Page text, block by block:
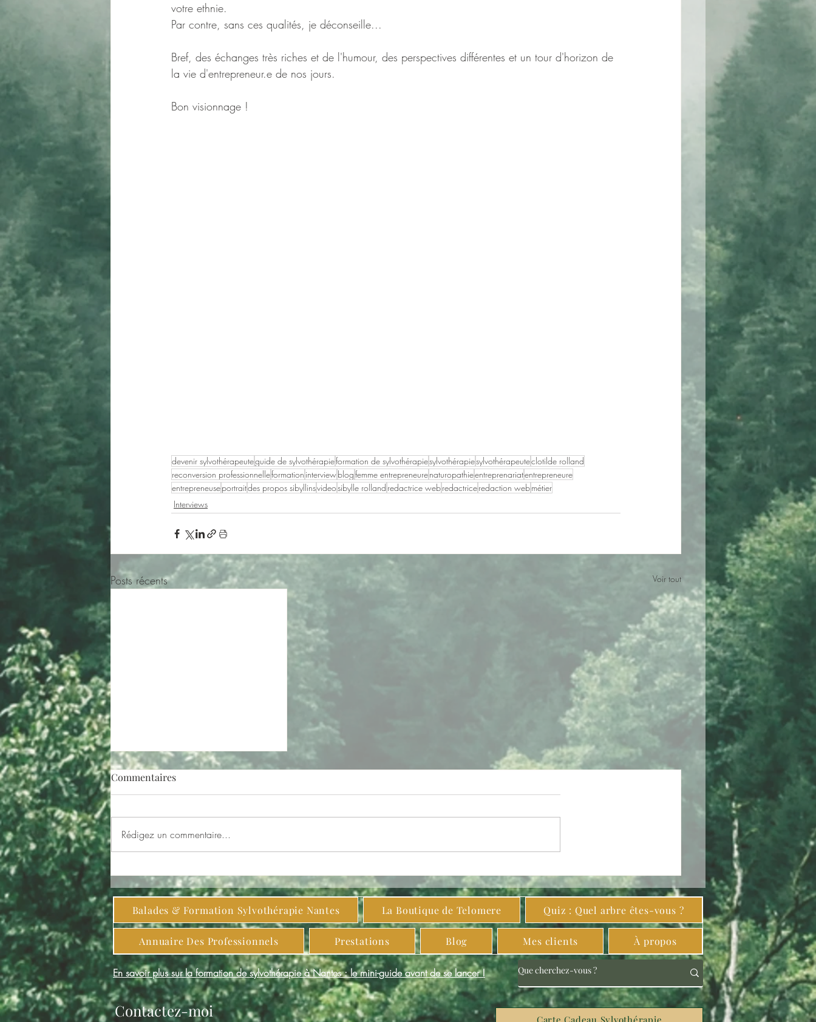
votre ethnie.
Par contre, sans ces qualités, je déconseille...
Bref, des échanges très riches et de l'humour, des perspectives différentes et un tour d'horizon de
la vie d'entrepreneur.e de nos jours.
Bon visionnage !
devenir sylvothérapeuteguide de sylvothérapieformation de sylvothérapiesylvothérapiesylvothérapeuteclotilde rolland
reconversion professionnelleformation interviewblogfemme entrepreneurenaturopathieentreprenariatentrepreneure
entrepreneuseportraitdes propos sibyllinsvideosibylle rolland redactrice webredactriceredaction webmétier
Interviews
Posts récents Voir tout
Spirituelle & Conscience
Végétale - du 19 au 23 octobre
2026 à Nantes (44)
Commentaires
Rédigez un commentaire...
Balades & Formation Sylvothérapie Nantes La Boutique de Telomere Quiz : Quel arbre êtes-vous ?
Annuaire Des Professionnels Prestations Blog Mes clients À propos
En savoir plus sur la formation de sylvothérapie à Nantes : le mini-guide avant de se lancer !
Contactez-moi